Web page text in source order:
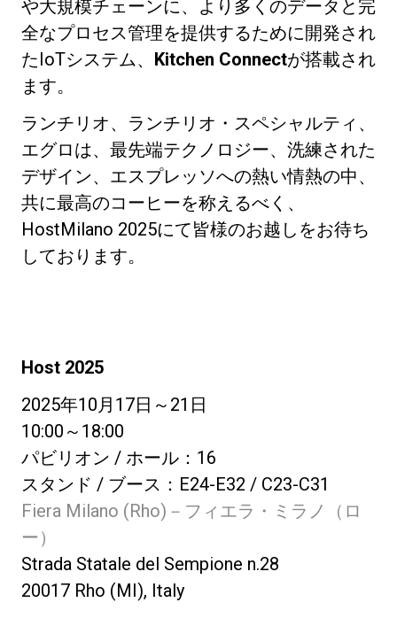
や大規模チェーンに、より多くのデータと完
全なプロセス管理を提供するために開発され
たIoTシステム、 Kitchen Connectが搭載され
ます。
ランチリオ、ランチリオ・スペシャルティ、
エグロは、最先端テクノロジー、洗練された
デザイン、エスプレッソへの熱い情熱の中、
共に最高のコーヒーを称えるべく、
HostMilano 2025にて皆様のお越しをお待ち
しております。
Host 2025
2025年10月17日～21日
10:00～18:00
パビリオン / ホール：16
スタンド / ブース：E24-E32 / C23-C31
Fiera Milano (Rho)－フィエラ・ミラノ（ロ
ー）
Strada Statale del Sempione n.28
20017 Rho (MI), Italy